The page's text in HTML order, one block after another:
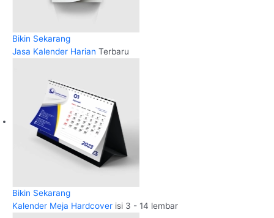
Bikin Sekarang
Jasa Kalender Harian Terbaru
Bikin Sekarang
Kalender Meja Hardcover isi 3 - 14 lembar